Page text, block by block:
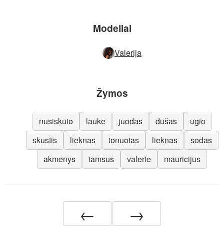
Modeliai
Valerija
Žymos
nusiskuto lauke juodas dušas
ūgio
skustis
lieknas tonuotas lieknas
sodas
akmenys
tamsus valerie mauricijus
← →